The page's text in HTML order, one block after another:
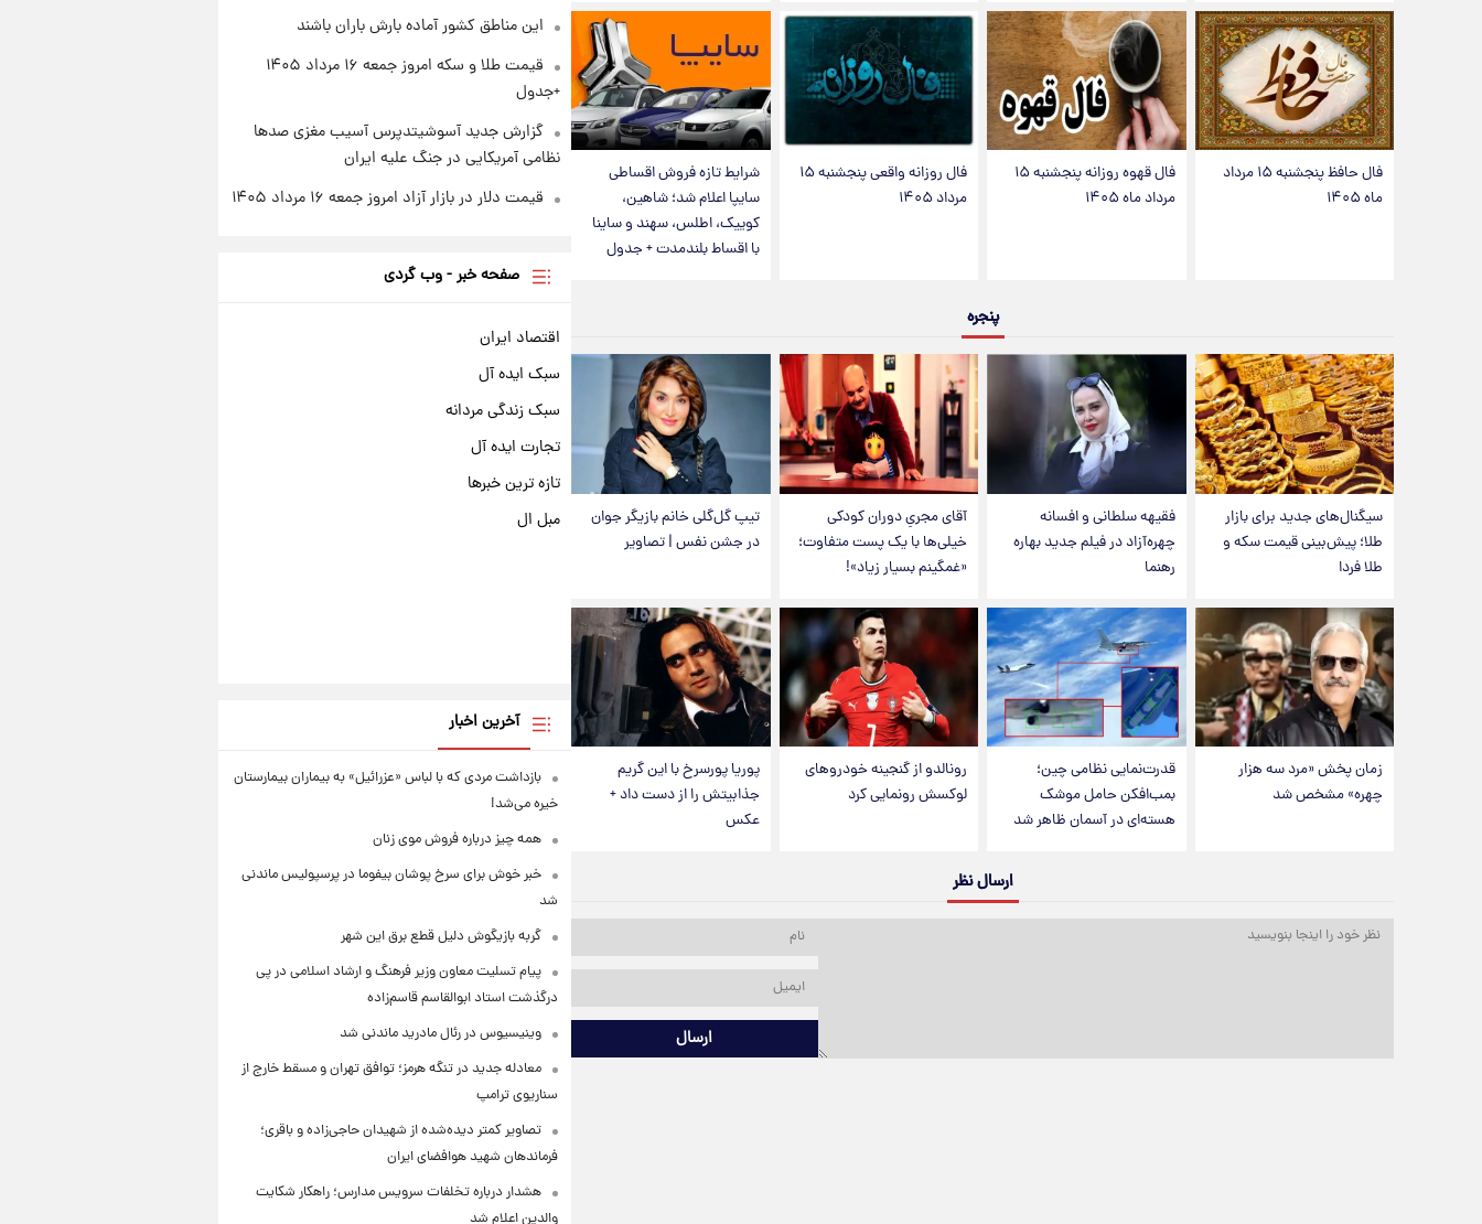
فال حافظ پنجشنبه ۱۵ مرداد
ماه ۱۴۰۵
فال قهوه روزانه پنجشنبه ۱۵
مرداد ماه ۱۴۰۵
فال روزانه واقعی پنجشنبه ۱۵
مرداد ۱۴۰۵
شرایط تازه فروش اقساطی
سایپا اعلام شد؛ شاهین،
کوییک، اطلس، سهند و ساینا
با اقساط بلندمدت + جدول
پنجره
سیگنال‌های جدید برای بازار
طلا؛ پیش‌بینی قیمت سکه و
طلا فردا
فقیهه سلطانی و افسانه
چهره‌آزاد در فیلم جدید بهاره
رهنما
آقای مجریِ دوران کودکی
خیلی‌ها با یک پست متفاوت؛
«غمگینم بسیار زیاد»!
تیپ گل‌گلی خانم بازیگر جوان
در جشن نفس | تصاویر
زمان پخش «مرد سه هزار
چهره» مشخص شد
قدرت‌نمایی نظامی چین؛
بمب‌افکن حامل موشک
هسته‌ای در آسمان ظاهر شد
رونالدو از گنجینه خودروهای
لوکسش رونمایی کرد
پوریا پورسرخ با این گریم
جذابیتش را از دست داد +
عکس
ارسال نظر
ارسال
این مناطق کشور آماده بارش باران باشند
قیمت طلا و سکه امروز جمعه ۱۶ مرداد ۱۴۰۵
+جدول
گزارش جدید آسوشیتدپرس آسیب مغزی صدها
نظامی آمریکایی در جنگ علیه ایران
قیمت دلار در بازار آزاد امروز جمعه ۱۶ مرداد ۱۴۰۵
صفحه خبر - وب گردی
اقتصاد ایران
سبک ایده آل
سبک زندگی مردانه
تجارت ایده آل
تازه ترین خبرها
مبل ال
آخرین اخبار
بازداشت مردی که با لباس «عزرائیل» به بیماران بیمارستان
خیره می‌شد!
همه چیز درباره فروش موی زنان
خبر خوش برای سرخ پوشان بیفوما در پرسپولیس ماندنی
شد
گربه بازیگوش دلیل قطع برق این شهر
پیام تسلیت معاون وزیر فرهنگ و ارشاد اسلامی در پی
درگذشت استاد ابوالقاسم قاسم‌زاده
وینیسیوس در رئال مادرید ماندنی شد
معادله جدید در تنگه هرمز؛ توافق تهران و مسقط خارج از
سناریوی ترامپ
تصاویر کمتر دیده‌شده از شهیدان حاجی‌زاده و باقری؛
فرماندهان شهید هوافضای ایران
هشدار درباره تخلفات سرویس مدارس؛ راهکار شکایت
والدین اعلام شد